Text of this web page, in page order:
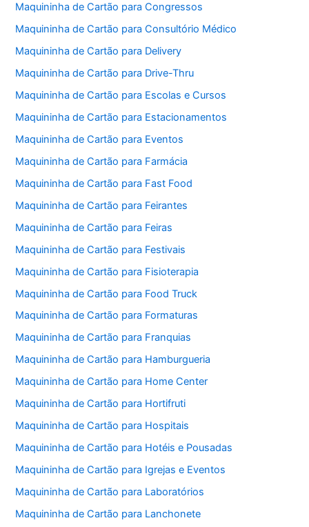
Maquininha de Cartão para Congressos
Maquininha de Cartão para Consultório Médico
Maquininha de Cartão para Delivery
Maquininha de Cartão para Drive-Thru
Maquininha de Cartão para Escolas e Cursos
Maquininha de Cartão para Estacionamentos
Maquininha de Cartão para Eventos
Maquininha de Cartão para Farmácia
Maquininha de Cartão para Fast Food
Maquininha de Cartão para Feirantes
Maquininha de Cartão para Feiras
Maquininha de Cartão para Festivais
Maquininha de Cartão para Fisioterapia
Maquininha de Cartão para Food Truck
Maquininha de Cartão para Formaturas
Maquininha de Cartão para Franquias
Maquininha de Cartão para Hamburgueria
Maquininha de Cartão para Home Center
Maquininha de Cartão para Hortifruti
Maquininha de Cartão para Hospitais
Maquininha de Cartão para Hotéis e Pousadas
Maquininha de Cartão para Igrejas e Eventos
Maquininha de Cartão para Laboratórios
Maquininha de Cartão para Lanchonete